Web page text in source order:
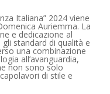
Italiana” 2024 viene
Auriemma. La
e dedicazione al
standard di qualità e
una combinazione
all’avanguardia,
non sono solo
di stile e